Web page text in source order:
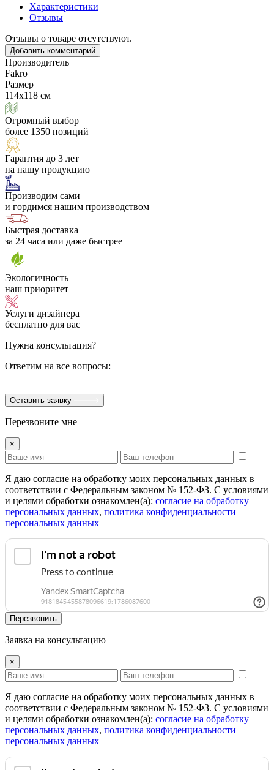
Характеристики
Отзывы
Отзывы о товаре отсутствуют.
Добавить комментарий
Производитель
Fakro
Размер
114х118 см
Огромный выбор
более 1350 позиций
Гарантия до 3 лет
на нашу продукцию
Производим сами
и гордимся нашим производством
Быстрая доставка
за 24 часа или даже быстрее
Экологичность
наш приоритет
Услуги дизайнера
бесплатно для вас
Нужна консультация?
Ответим на все вопросы:
Оставить заявку
Перезвоните мне
×
Я даю согласие на обработку моих персональных данных в
соответствии с Федеральным законом № 152-ФЗ. С условиями
и целями обработки ознакомлен(а): cогласие на обработку
персональных данных, политика конфиденциальности
персональных данных
Перезвонить
Заявка на консультацию
×
Я даю согласие на обработку моих персональных данных в
соответствии с Федеральным законом № 152-ФЗ. С условиями
и целями обработки ознакомлен(а): cогласие на обработку
персональных данных, политика конфиденциальности
персональных данных